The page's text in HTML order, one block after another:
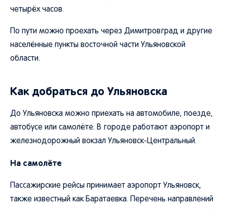
четырёх часов.
По пути можно проехать через Димитровград и другие
населённые пункты восточной части Ульяновской
области.
Как добраться до Ульяновска
До Ульяновска можно приехать на автомобиле, поезде,
автобусе или самолёте. В городе работают аэропорт и
железнодорожный вокзал Ульяновск-Центральный.
На самолёте
Пассажирские рейсы принимает аэропорт Ульяновск,
также известный как Баратаевка. Перечень направлений